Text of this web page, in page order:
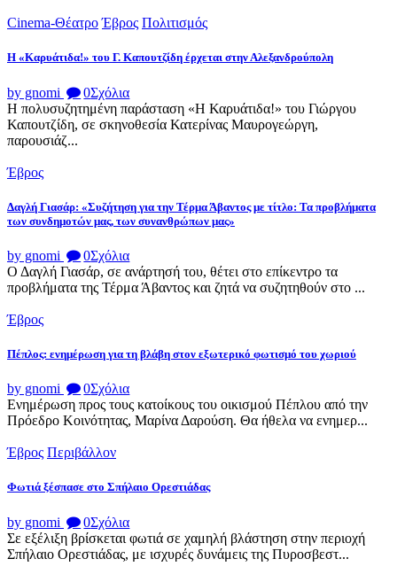
Cinema-Θέατρο Έβρος Πολιτισμός
Η «Καρυάτιδα!» του Γ. Καπουτζίδη έρχεται στην Αλεξανδρούπολη
by gnomi 0Σχόλια
Η πολυσυζητημένη παράσταση «Η Καρυάτιδα!» του Γιώργου
Καπουτζίδη, σε σκηνοθεσία Κατερίνας Μαυρογεώργη,
παρουσιάζ...
Έβρος
Δαγλή Γιασάρ: «Συζήτηση για την Τέρμα Άβαντος με τίτλο: Τα προβλήματα
των συνδημοτών μας, των συνανθρώπων μας»
by gnomi 0Σχόλια
Ο Δαγλή Γιασάρ, σε ανάρτησή του, θέτει στο επίκεντρο τα
προβλήματα της Τέρμα Άβαντος και ζητά να συζητηθούν στο ...
Έβρος
Πέπλος: ενημέρωση για τη βλάβη στον εξωτερικό φωτισμό του χωριού
by gnomi 0Σχόλια
Ενημέρωση προς τους κατοίκους του οικισμού Πέπλου από την
Πρόεδρο Κοινότητας, Μαρίνα Δαρούση. Θα ήθελα να ενημερ...
Έβρος Περιβάλλον
Φωτιά ξέσπασε στο Σπήλαιο Ορεστιάδας
by gnomi 0Σχόλια
Σε εξέλιξη βρίσκεται φωτιά σε χαμηλή βλάστηση στην περιοχή
Σπήλαιο Ορεστιάδας, με ισχυρές δυνάμεις της Πυροσβεστ...